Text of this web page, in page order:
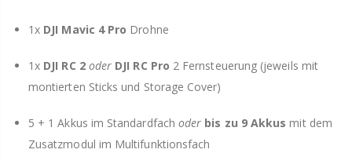
1x DJI Mavic 4 Pro Drohne
1x DJI RC 2 oder DJI RC Pro 2 Fernsteuerung (jeweils mit
montierten Sticks und Storage Cover)
5 + 1 Akkus im Standardfach oder bis zu 9 Akkus mit dem
Zusatzmodul im Multifunktionsfach